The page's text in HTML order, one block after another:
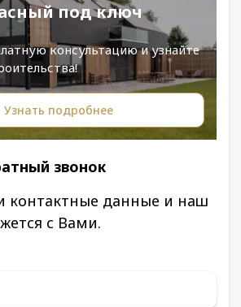
под ключ
консультацию и узнайте
Узнать подробнее
звонок
контактные данные и наш
с Вами.